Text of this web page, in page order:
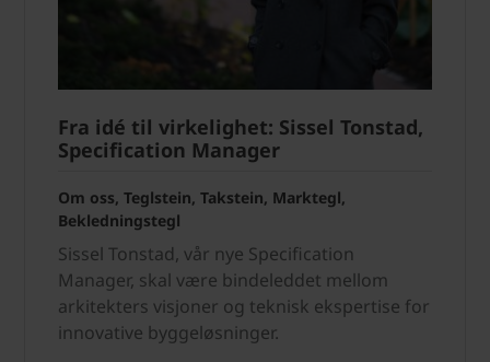
Fra idé til virkelighet: Sissel Tonstad,
Specification Manager
Om oss, Teglstein, Takstein, Marktegl,
Bekledningstegl
Sissel Tonstad, vår nye Specification
Manager, skal være bindeleddet mellom
arkitekters visjoner og teknisk ekspertise for
innovative byggeløsninger.